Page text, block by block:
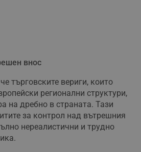
внос
търговските вериги, които
регионални структури,
на дребно в страната. Тази
за контрол над вътрешния
нереалистични и трудно